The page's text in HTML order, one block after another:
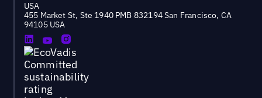
USA
455 Market St, Ste 1940 PMB 832194 San Francisco, CA
94105 USA